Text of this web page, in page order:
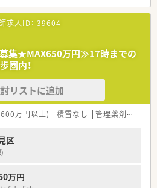
阪市内に8店舗を展開しており、労働組
健康を支える安定した法人です。
マン型まで多様な店舗形態を有し、地域
医療サービスを幅広く提供します。
い民医連に加盟する組織として、患者様
・安全な医療の実現を追求しています。
ランスタッフが多く在籍しており、育児
率はほぼ100％を誇っており、女性特有
されるなど働きやすい環境が自慢です。
風通しの良さがあり、スタッフ同士が互
求人ID： 39604
募集★MAX650万円≫17時までの
圏内！
リストに追加
万円以上) 積雪なし 管理薬剤師
区
万円